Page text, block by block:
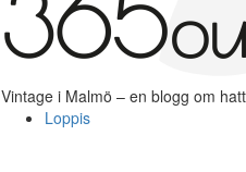
Vintage i Malmö – en blogg om
Loppis